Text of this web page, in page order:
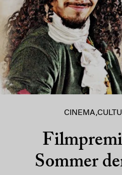
CINEMA,
Sommer